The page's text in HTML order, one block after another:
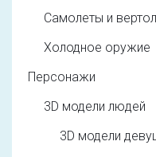
Самолеты и
Холодное оружие
Персонажи
3D модели людей
3D модели